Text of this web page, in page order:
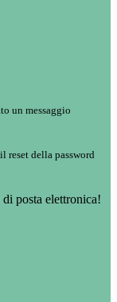
un messaggio
reset della password
posta elettronica!